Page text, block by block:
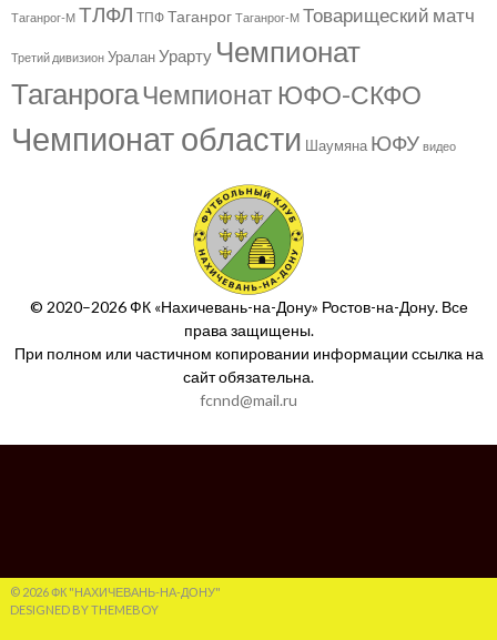
Таганрог-М ТЛФЛ ТПФ Таганрог Таганрог-М Товарищеский матч
Третий дивизион УраланУрарту Чемпионат
ТаганрогаЧемпионат ЮФО-СКФО
Чемпионат области Шаумяна ЮФУ видео
© 2020–2026 ФК «Нахичевань-на-Дону» Ростов-на-Дону. Все
права защищены.
При полном или частичном копировании информации ссылка на
сайт обязательна.
fcnnd@mail.ru
© 2026 ФК "НАХИЧЕВАНЬ-НА-ДОНУ"
DESIGNED BY THEMEBOY